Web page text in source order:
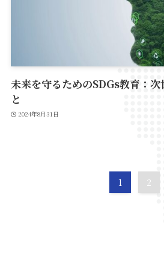
未来を守るためのSDGs教育：
と
2024年8月31日
1 2